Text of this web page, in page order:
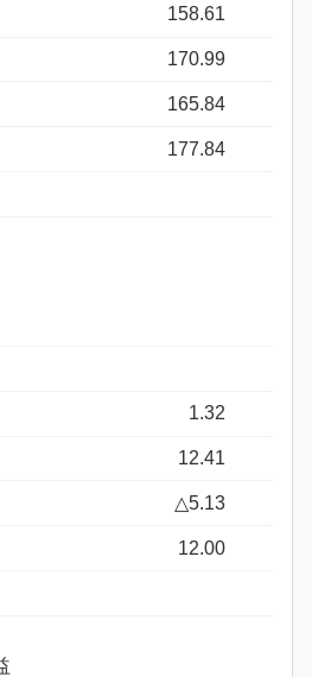
158.61
170.99
165.84
177.84
1.32
12.41
△5.13
12.00